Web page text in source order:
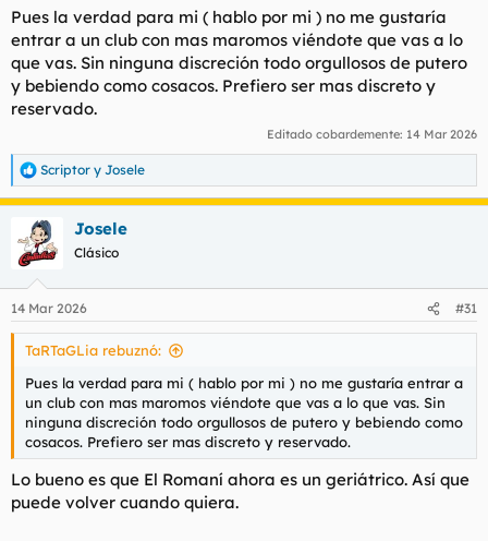
Pues la verdad para mi ( hablo por mi ) no me gustaría
entrar a un club con mas maromos viéndote que vas a lo
que vas. Sin ninguna discreción todo orgullosos de putero
y bebiendo como cosacos. Prefiero ser mas discreto y
reservado.
Editado cobardemente: 14 Mar 2026
R
e
a
c
i
e
s
Scriptor y Josele
Josele
Clásico
14 Mar 2026 #31
TaRTaGLia rebuznó:
Pues la verdad para mi ( hablo por mi ) no me gustaría entrar a
un club con mas maromos viéndote que vas a lo que vas. Sin
ninguna discreción todo orgullosos de putero y bebiendo como
cosacos. Prefiero ser mas discreto y reservado.
Lo bueno es que El Romaní ahora es un geriátrico. Así que
puede volver cuando quiera.